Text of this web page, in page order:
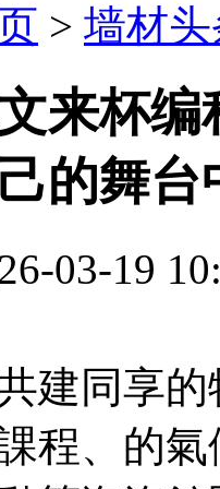
> 墙材
来杯
的舞台
03-19
同享的
程、的